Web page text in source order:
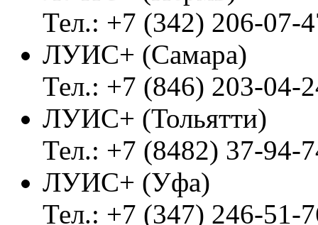
Тел.: +7 (342) 206-07-
ЛУИС+ (Самара)
Тел.: +7 (846) 203-04-
ЛУИС+ (Тольятти)
Тел.: +7 (8482) 37-94-
ЛУИС+ (Уфа)
Тел.: +7 (347) 246-51-